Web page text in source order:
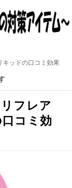
キッドの口コミ効果
フレア
コミ効